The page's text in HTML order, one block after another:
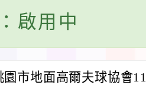
啟用中
園市地面高爾夫球協會